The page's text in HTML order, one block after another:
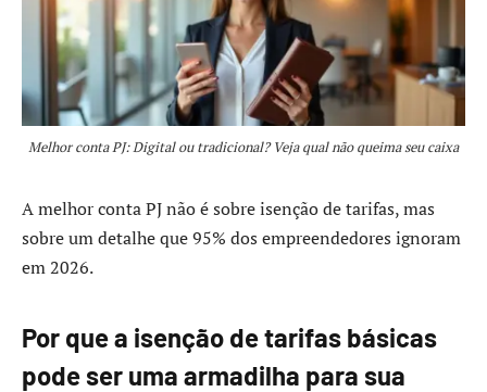
Melhor conta PJ: Digital ou tradicional? Veja qual não queima seu caixa
A melhor conta PJ não é sobre isenção de tarifas, mas
sobre um detalhe que 95% dos empreendedores ignoram
em 2026.
Por que a isenção de tarifas básicas
pode ser uma armadilha para sua